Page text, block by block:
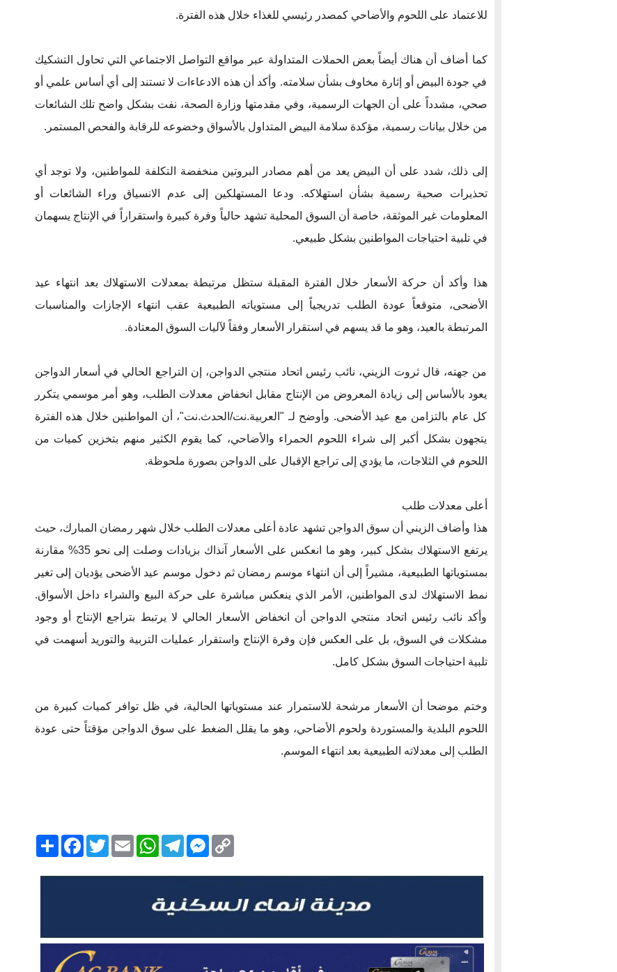
للاعتماد على اللحوم والأضاحي كمصدر رئيسي للغذاء خلال هذه الفترة.
كما أضاف أن هناك أيضاً بعض الحملات المتداولة عبر مواقع التواصل الاجتماعي التي تحاول التشكيك
في جودة البيض أو إثارة مخاوف بشأن سلامته. وأكد أن هذه الادعاءات لا تستند إلى أي أساس علمي أو
صحي، مشدداً على أن الجهات الرسمية، وفي مقدمتها وزارة الصحة، نفت بشكل واضح تلك الشائعات
من خلال بيانات رسمية، مؤكدة سلامة البيض المتداول بالأسواق وخضوعه للرقابة والفحص المستمر.
إلى ذلك، شدد على أن البيض يعد من أهم مصادر البروتين منخفضة التكلفة للمواطنين، ولا توجد أي
تحذيرات صحية رسمية بشأن استهلاكه. ودعا المستهلكين إلى عدم الانسياق وراء الشائعات أو
المعلومات غير الموثقة، خاصة أن السوق المحلية تشهد حالياً وفرة كبيرة واستقراراً في الإنتاج يسهمان
في تلبية احتياجات المواطنين بشكل طبيعي.
هذا وأكد أن حركة الأسعار خلال الفترة المقبلة ستظل مرتبطة بمعدلات الاستهلاك بعد انتهاء عيد
الأضحى، متوقعاً عودة الطلب تدريجياً إلى مستوياته الطبيعية عقب انتهاء الإجازات والمناسبات
المرتبطة بالعيد، وهو ما قد يسهم في استقرار الأسعار وفقاً لآليات السوق المعتادة.
من جهته، قال ثروت الزيني، نائب رئيس اتحاد منتجي الدواجن، إن التراجع الحالي في أسعار الدواجن
يعود بالأساس إلى زيادة المعروض من الإنتاج مقابل انخفاض معدلات الطلب، وهو أمر موسمي يتكرر
كل عام بالتزامن مع عيد الأضحى. وأوضح لـ "العربية.نت/الحدث.نت"، أن المواطنين خلال هذه الفترة
يتجهون بشكل أكبر إلى شراء اللحوم الحمراء والأضاحي، كما يقوم الكثير منهم بتخزين كميات من
اللحوم في الثلاجات، ما يؤدي إلى تراجع الإقبال على الدواجن بصورة ملحوظة.
أعلى معدلات طلب
هذا وأضاف الزيني أن سوق الدواجن تشهد عادة أعلى معدلات الطلب خلال شهر رمضان المبارك، حيث
يرتفع الاستهلاك بشكل كبير، وهو ما انعكس على الأسعار آنذاك بزيادات وصلت إلى نحو 35% مقارنة
بمستوياتها الطبيعية، مشيراً إلى أن انتهاء موسم رمضان ثم دخول موسم عيد الأضحى يؤديان إلى تغير
نمط الاستهلاك لدى المواطنين، الأمر الذي ينعكس مباشرة على حركة البيع والشراء داخل الأسواق.
وأكد نائب رئيس اتحاد منتجي الدواجن أن انخفاض الأسعار الحالي لا يرتبط بتراجع الإنتاج أو وجود
مشكلات في السوق، بل على العكس فإن وفرة الإنتاج واستقرار عمليات التربية والتوريد أسهمت في
تلبية احتياجات السوق بشكل كامل.
وختم موضحا أن الأسعار مرشحة للاستمرار عند مستوياتها الحالية، في ظل توافر كميات كبيرة من
اللحوم البلدية والمستوردة ولحوم الأضاحي، وهو ما يقلل الضغط على سوق الدواجن مؤقتاً حتى عودة
الطلب إلى معدلاته الطبيعية بعد انتهاء الموسم.
انشر
FacebookTwitterEmail
WhatsAppTelegram
MessengerCopy
Link